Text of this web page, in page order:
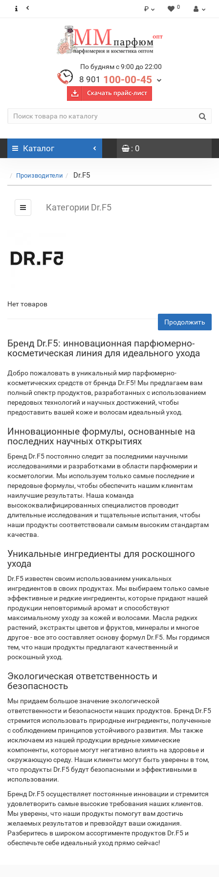
₽ 0
По будням с 9:00 до 22:00
8 901 100-00-45
Каталог : 0
Производители Dr.F5
Категории Dr.F5
Нет товаров
Продолжить
Бренд Dr.F5: инновационная парфюмерно-
косметическая линия для идеального ухода
Добро пожаловать в уникальный мир парфюмерно-
косметических средств от бренда Dr.F5! Мы предлагаем вам
полный спектр продуктов, разработанных с использованием
передовых технологий и научных достижений, чтобы
предоставить вашей коже и волосам идеальный уход.
Инновационные формулы, основанные на
последних научных открытиях
Бренд Dr.F5 постоянно следит за последними научными
исследованиями и разработками в области парфюмерии и
косметологии. Мы используем только самые последние и
передовые формулы, чтобы обеспечить нашим клиентам
наилучшие результаты. Наша команда
высококвалифицированных специалистов проводит
длительные исследования и тщательные испытания, чтобы
наши продукты соответствовали самым высоким стандартам
качества.
Уникальные ингредиенты для роскошного
ухода
Dr.F5 известен своим использованием уникальных
ингредиентов в своих продуктах. Мы выбираем только самые
эффективные и редкие ингредиенты, которые придают нашей
продукции неповторимый аромат и способствуют
максимальному уходу за кожей и волосами. Масла редких
растений, экстракты цветов и фруктов, минералы и многое
другое - все это составляет основу формул Dr.F5. Мы гордимся
тем, что наши продукты предлагают качественный и
роскошный уход.
Экологическая ответственность и
безопасность
Мы придаем большое значение экологической
ответственности и безопасности наших продуктов. Бренд Dr.F5
стремится использовать природные ингредиенты, полученные
с соблюдением принципов устойчивого развития. Мы также
исключаем из нашей продукции вредные химические
компоненты, которые могут негативно влиять на здоровье и
окружающую среду. Наши клиенты могут быть уверены в том,
что продукты Dr.F5 будут безопасными и эффективными в
использовании.
Бренд Dr.F5 осуществляет постоянные инновации и стремится
удовлетворить самые высокие требования наших клиентов.
Мы уверены, что наши продукты помогут вам достичь
желаемых результатов и превзойдут ваши ожидания.
Разберитесь в широком ассортименте продуктов Dr.F5 и
обеспечьте себе идеальный уход прямо сейчас!